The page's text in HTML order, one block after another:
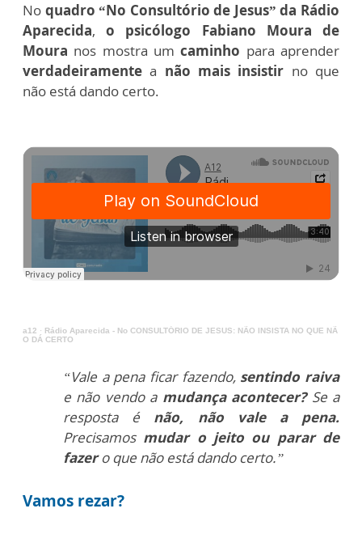
No quadro “No Consultório de Jesus” da Rádio
Aparecida,o psicólogo Fabiano Moura de
Moura nos mostra umcaminho para aprender
verdadeiramentea não mais insistir no que
não está dando certo.
a12 · Rádio Aparecida - No CONSULTÓRIO DE JESUS: NÃO INSISTA NO QUE NÃ
O DÁ CERTO
“Vale a pena ficar fazendo, sentindo raiva
e não vendo a mudança acontecer? Se a
resposta é não, não vale a pena.
Precisamos mudar o jeito ou parar de
fazero que não está dando certo.”
Vamos rezar?